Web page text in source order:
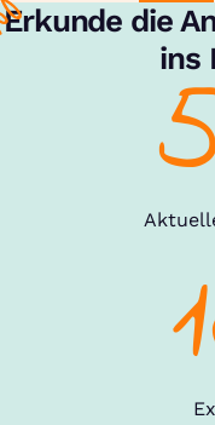
Erkunde die
ins